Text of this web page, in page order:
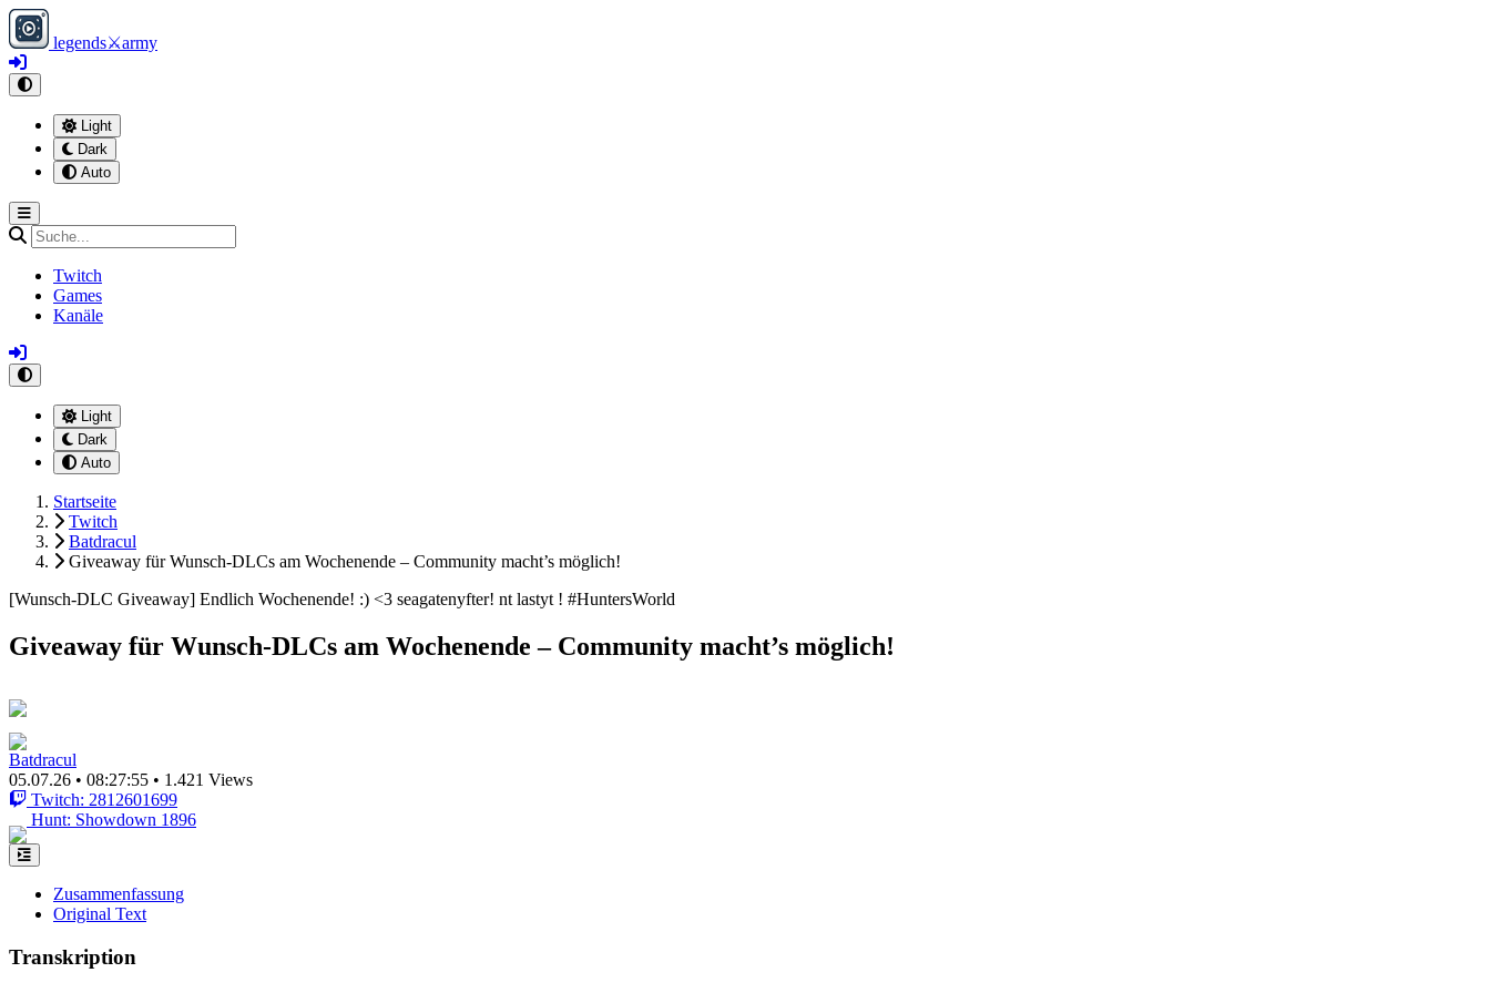
legends⚔army
Light
Dark
Auto
Twitch
Games
Kanäle
Light
Dark
Auto
Startseite
Twitch
Batdracul
Giveaway für Wunsch-DLCs am Wochenende – Community macht’s möglich!
[Wunsch-DLC Giveaway] Endlich Wochenende! :) <3 seagatenyfter! nt lastyt ! #HuntersWorld
Giveaway für Wunsch-DLCs am Wochenende – Community macht’s möglich!
Batdracul
05.07.26 • 08:27:55 • 1.421 Views
Twitch: 2812601699
Hunt: Showdown 1896
Zusammenfassung
Original Text
Transkription